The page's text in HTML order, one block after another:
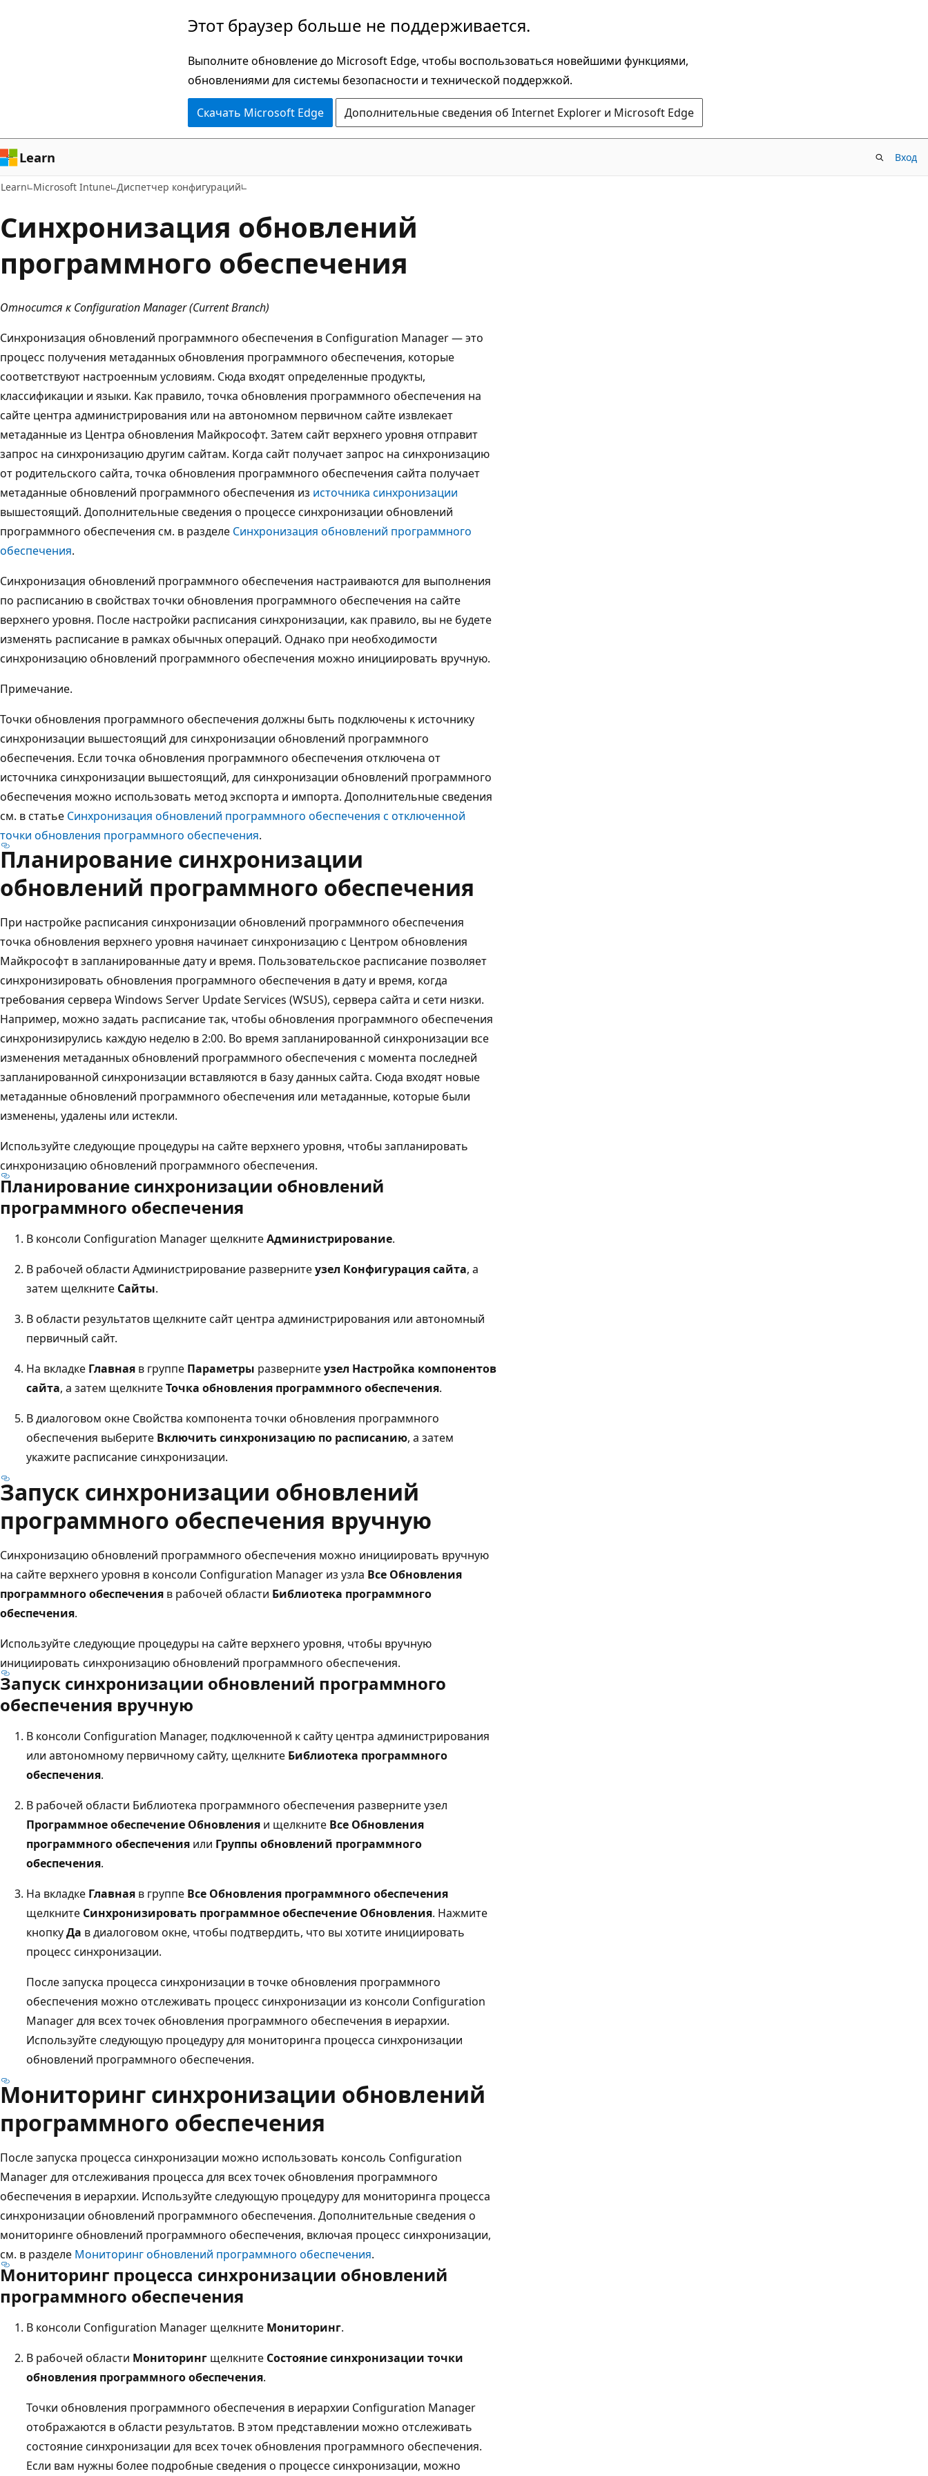
Этот браузер больше не поддерживается.
Выполните обновление до Microsoft Edge, чтобы воспользоваться новейшими функциями,
обновлениями для системы безопасности и технической поддержкой.
Скачать Microsoft Edge Дополнительные сведения об Internet Explorer и Microsoft Edge
Learn Вход
Learn Microsoft Intune Диспетчер конфигураций
Синхронизация обновлений
программного обеспечения
Относится к Configuration Manager (Current Branch)
Синхронизация обновлений программного обеспечения в Configuration Manager — это
процесс получения метаданных обновления программного обеспечения, которые
соответствуют настроенным условиям. Сюда входят определенные продукты,
классификации и языки. Как правило, точка обновления программного обеспечения на
сайте центра администрирования или на автономном первичном сайте извлекает
метаданные из Центра обновления Майкрософт. Затем сайт верхнего уровня отправит
запрос на синхронизацию другим сайтам. Когда сайт получает запрос на синхронизацию
от родительского сайта, точка обновления программного обеспечения сайта получает
метаданные обновлений программного обеспечения из источника синхронизации
вышестоящий. Дополнительные сведения о процессе синхронизации обновлений
программного обеспечения см. в разделе Синхронизация обновлений программного
обеспечения.
Синхронизация обновлений программного обеспечения настраиваются для выполнения
по расписанию в свойствах точки обновления программного обеспечения на сайте
верхнего уровня. После настройки расписания синхронизации, как правило, вы не будете
изменять расписание в рамках обычных операций. Однако при необходимости
синхронизацию обновлений программного обеспечения можно инициировать вручную.
Примечание.
Точки обновления программного обеспечения должны быть подключены к источнику
синхронизации вышестоящий для синхронизации обновлений программного
обеспечения. Если точка обновления программного обеспечения отключена от
источника синхронизации вышестоящий, для синхронизации обновлений программного
обеспечения можно использовать метод экспорта и импорта. Дополнительные сведения
см. в статье Синхронизация обновлений программного обеспечения с отключенной
точки обновления программного обеспечения.
Планирование синхронизации
обновлений программного обеспечения
При настройке расписания синхронизации обновлений программного обеспечения
точка обновления верхнего уровня начинает синхронизацию с Центром обновления
Майкрософт в запланированные дату и время. Пользовательское расписание позволяет
синхронизировать обновления программного обеспечения в дату и время, когда
требования сервера Windows Server Update Services (WSUS), сервера сайта и сети низки.
Например, можно задать расписание так, чтобы обновления программного обеспечения
синхронизирулись каждую неделю в 2:00. Во время запланированной синхронизации все
изменения метаданных обновлений программного обеспечения с момента последней
запланированной синхронизации вставляются в базу данных сайта. Сюда входят новые
метаданные обновлений программного обеспечения или метаданные, которые были
изменены, удалены или истекли.
Используйте следующие процедуры на сайте верхнего уровня, чтобы запланировать
синхронизацию обновлений программного обеспечения.
Планирование синхронизации обновлений
программного обеспечения
В консоли Configuration Manager щелкнитеАдминистрирование.
В рабочей области Администрирование развернитеузел Конфигурация сайта, а
затем щелкните Сайты.
В области результатов щелкните сайт центра администрирования или автономный
первичный сайт.
На вкладке Главная в группе Параметры развернитеузел Настройка компонентов
сайта, а затем щелкнитеТочка обновления программного обеспечения.
В диалоговом окне Свойства компонента точки обновления программного
обеспечения выберите Включить синхронизацию по расписанию, а затем
укажите расписание синхронизации.
Запуск синхронизации обновлений
программного обеспечения вручную
Синхронизацию обновлений программного обеспечения можно инициировать вручную
на сайте верхнего уровня в консоли Configuration Manager из узла Все Обновления
программного обеспечения в рабочей области Библиотека программного
обеспечения.
Используйте следующие процедуры на сайте верхнего уровня, чтобы вручную
инициировать синхронизацию обновлений программного обеспечения.
Запуск синхронизации обновлений программного
обеспечения вручную
В консоли Configuration Manager, подключенной к сайту центра администрирования
или автономному первичному сайту, щелкните Библиотека программного
обеспечения.
В рабочей области Библиотека программного обеспечения разверните узел
Программное обеспечение Обновления и щелкните Все Обновления
программного обеспечения или Группы обновлений программного
обеспечения.
На вкладке Главная в группе Все Обновления программного обеспечения
щелкните Синхронизировать программное обеспечение Обновления. Нажмите
кнопкуДа в диалоговом окне, чтобы подтвердить, что вы хотите инициировать
процесс синхронизации.
После запуска процесса синхронизации в точке обновления программного
обеспечения можно отслеживать процесс синхронизации из консоли Configuration
Manager для всех точек обновления программного обеспечения в иерархии.
Используйте следующую процедуру для мониторинга процесса синхронизации
обновлений программного обеспечения.
Мониторинг синхронизации обновлений
программного обеспечения
После запуска процесса синхронизации можно использовать консоль Configuration
Manager для отслеживания процесса для всех точек обновления программного
обеспечения в иерархии. Используйте следующую процедуру для мониторинга процесса
синхронизации обновлений программного обеспечения. Дополнительные сведения о
мониторинге обновлений программного обеспечения, включая процесс синхронизации,
см. в разделе Мониторинг обновлений программного обеспечения.
Мониторинг процесса синхронизации обновлений
программного обеспечения
В консоли Configuration Manager щелкните Мониторинг.
В рабочей области Мониторинг щелкните Состояние синхронизации точки
обновления программного обеспечения.
Точки обновления программного обеспечения в иерархии Configuration Manager
отображаются в области результатов. В этом представлении можно отслеживать
состояние синхронизации для всех точек обновления программного обеспечения.
Если вам нужны более подробные сведения о процессе синхронизации, можно